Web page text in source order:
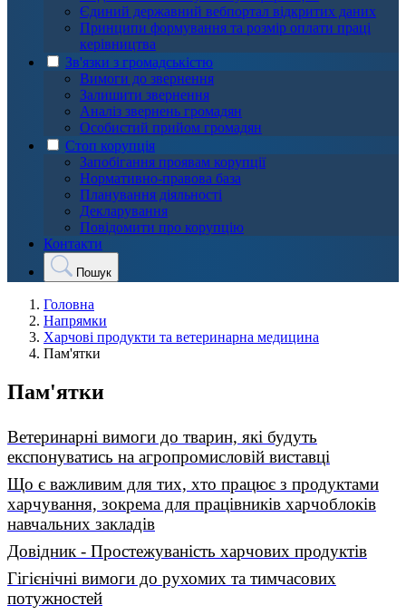
Єдиний державний вебпортал відкритих даних
Принципи формування та розмір оплати праці
керівництва
Зв'язки з громадськістю
Вимоги до звернення
Залишити звернення
Аналіз звернень громадян
Особистий прийом громадян
Стоп корупція
Запобігання проявам корупції
Нормативно-правова база
Планування діяльності
Декларування
Повідомити про корупцію
Контакти
Пошук
Головна
Напрямки
Харчові продукти та ветеринарна медицина
Пам'ятки
Пам'ятки
Ветеринарні вимоги до тварин, які будуть
експонуватись на агропромисловій виставці
Що є важливим для тих, хто працює з продуктами
харчування, зокрема для працівників харчоблоків
навчальних закладів
Довідник - Простежуваність харчових продуктів
Гігієнічні вимоги до рухомих та тимчасових
потужностей